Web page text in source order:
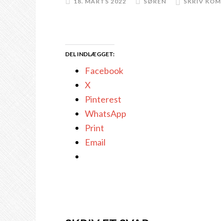
DEL INDLÆGGET:
Facebook
X
Pinterest
WhatsApp
Print
Email